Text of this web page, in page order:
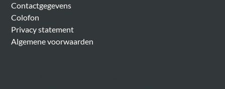
Contactgegevens
Colofon
Privacy statement
Algemene voorwaarden